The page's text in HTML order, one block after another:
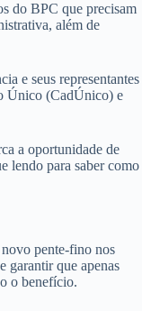
do BPC que precisam
além de
e seus representantes
Único (CadÚnico) e
a oportunidade de
lendo para saber como
pente-fino nos
garantir que apenas
o benefício.